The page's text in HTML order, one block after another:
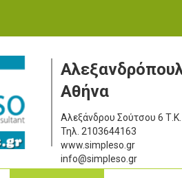
Αθήνα
Αλεξάνδρου Σούτσου 6
Τηλ. 2103644163
www.simpleso.gr
info@simpleso.gr